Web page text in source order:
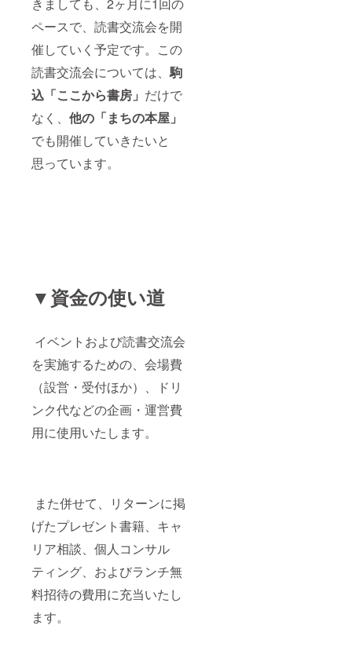
ペースで、読書交流会を開
催していく予定です。この
読書交流会については、 駒
込「ここから書房」 だけで
なく、 他の「まちの本屋」
でも開催していきたいと
思っています。
▼資金の使い道
イベントおよび読書交流会
を実施するための、会場費
（設営・受付ほか）、ドリ
ンク代などの企画・運営費
用に使用いたします。
また併せて、リターンに掲
げたプレゼント書籍、キャ
リア相談、個人コンサル
ティング、およびランチ無
料招待の費用に充当いたし
ます。